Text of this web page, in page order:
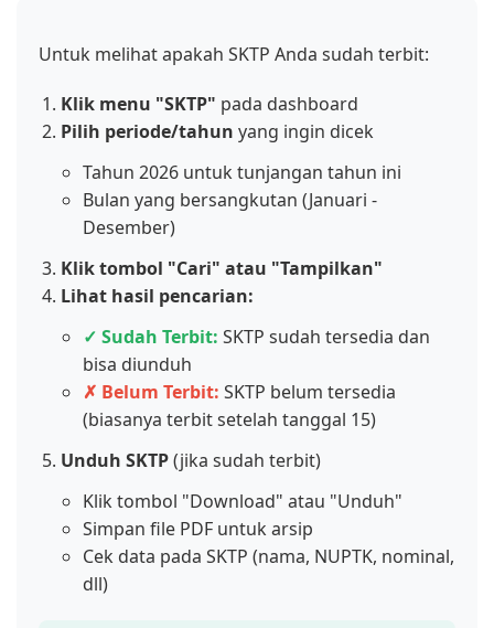
Untuk melihat apakah SKTP Anda sudah terbit:
Klik menu "SKTP" pada dashboard
Pilih periode/tahun yang ingin dicek
Tahun 2026 untuk tunjangan tahun ini
Bulan yang bersangkutan (Januari -
Desember)
Klik tombol "Cari" atau "Tampilkan"
Lihat hasil pencarian:
✓ Sudah Terbit: SKTP sudah tersedia dan
bisa diunduh
✗ Belum Terbit: SKTP belum tersedia
(biasanya terbit setelah tanggal 15)
Unduh SKTP(jika sudah terbit)
Klik tombol "Download" atau "Unduh"
Simpan file PDF untuk arsip
Cek data pada SKTP (nama, NUPTK, nominal,
dll)